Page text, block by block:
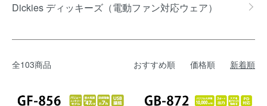
Dickies ディッキーズ（電動ファン対応ウェア）
全103商品 おすすめ順 価格順 新着順